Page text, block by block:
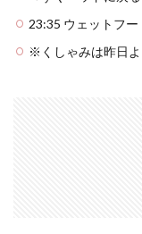
23:35 ウェットフー
※くしゃみは昨日よ